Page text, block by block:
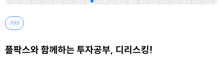
기타
플팍스와 함께하는 투자공부, 디리스킹!